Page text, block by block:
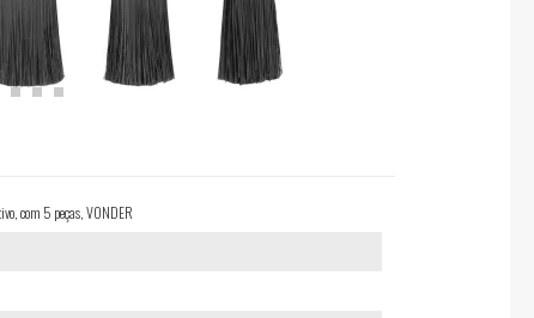
com 5 peças, VONDER